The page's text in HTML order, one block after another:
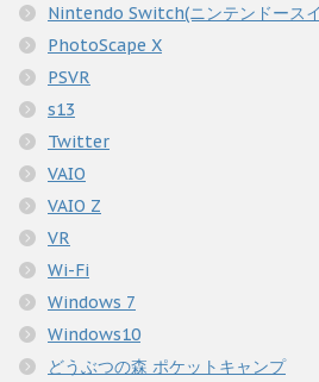
Nintendo Switch(ニンテンドース
PhotoScape X
PSVR
s13
Twitter
VAIO
VAIO Z
VR
Wi-Fi
Windows 7
Windows10
どうぶつの森 ポケットキャンプ